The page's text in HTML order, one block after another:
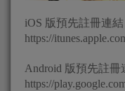
iOS 版預先註冊連結
https://
Android 版預先註冊
https://